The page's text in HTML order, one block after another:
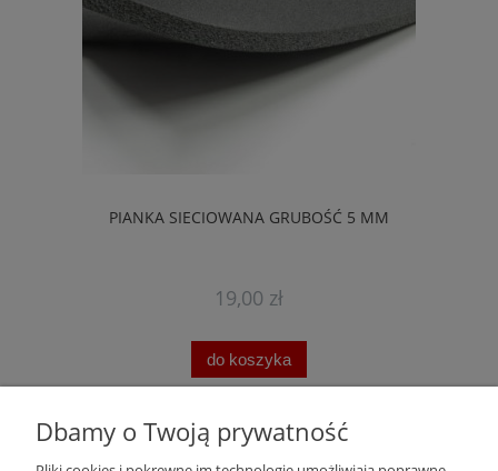
PIANKA SIECIOWANA GRUBOŚĆ 5 MM
19,00 zł
do koszyka
Pomoc
Dbamy o Twoją prywatność